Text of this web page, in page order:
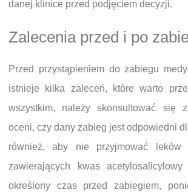
danej klinice przed podjęciem decyzji.
Zalecenia przed i po
Przed przystąpieniem do zabiegu
istnieje kilka zaleceń, które warto
wszystkim, należy skonsultować się
oceni, czy dany zabieg jest odpowiedni
również, aby nie przyjmować leków
zawierających kwas
określony czas przed zabiegiem,